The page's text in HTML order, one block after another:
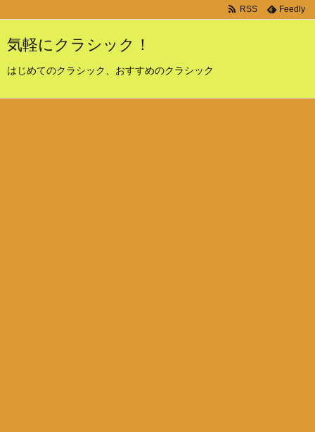
気軽にクラシック！
はじめてのクラシック、おすすめのクラシック
RSS Feedly